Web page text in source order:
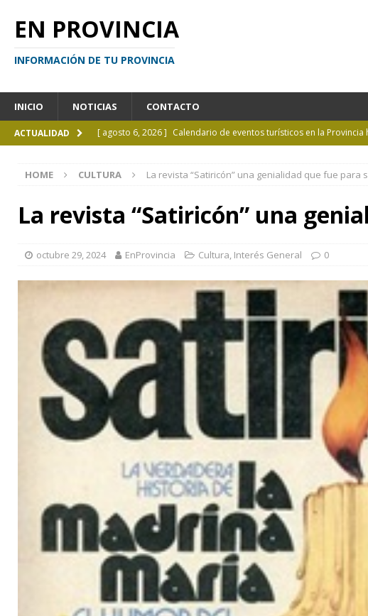
EN PROVINCIA
INFORMACIÓN DE TU PROVINCIA
INICIO NOTICIAS CONTACTO
ACTUALIDAD [ agosto 6, 2026 ] Calendario de eventos turísticos en la
[ agosto 5, 2026 ] La mujer que sobrevivió tras ser arrastrada
CURIOSIDADES
Kicillof inauguró un nuevo SUM en
[ agosto 7, 2026 ] Borges sobre Almafuerte en la Biblioteca Pública
HOME CULTURA La revista “Satiricón” una genialidad que fue para
La revista “Satiricón” una
octubre 29, 2024 EnProvincia Cultura, Interés General 0